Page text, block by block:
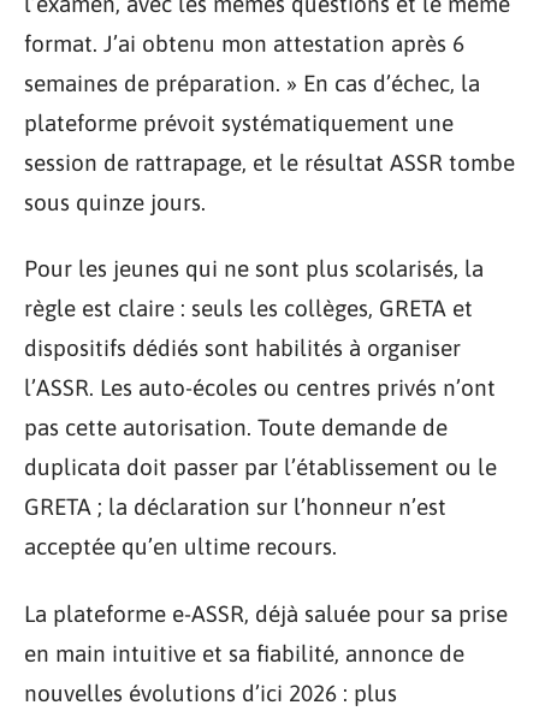
format. J’ai obtenu mon attestation après 6
semaines de préparation. » En cas d’échec, la
plateforme prévoit systématiquement une
session de rattrapage, et le résultat ASSR tombe
sous quinze jours.
Pour les jeunes qui ne sont plus scolarisés, la
règle est claire : seuls les collèges, GRETA et
dispositifs dédiés sont habilités à organiser
l’ASSR. Les auto-écoles ou centres privés n’ont
pas cette autorisation. Toute demande de
duplicata doit passer par l’établissement ou le
GRETA ; la déclaration sur l’honneur n’est
acceptée qu’en ultime recours.
La plateforme e-ASSR, déjà saluée pour sa prise
en main intuitive et sa fiabilité, annonce de
nouvelles évolutions d’ici 2026 : plus